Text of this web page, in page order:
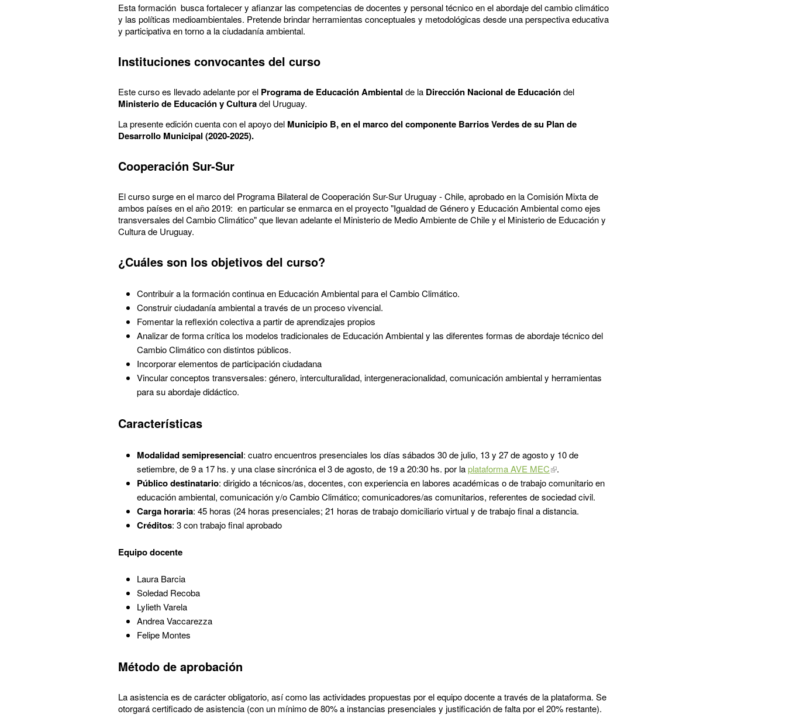
Esta formación busca fortalecer y afianzar las competencias de docentes y personal técnico en el abordaje del cambio climático
y las políticas medioambientales. Pretende brindar herramientas conceptuales y metodológicas desde una perspectiva educativa
y participativa en torno a la ciudadanía ambiental.
Instituciones convocantes del curso
Este curso es llevado adelante por el Programa de Educación Ambiental de la Dirección Nacional de Educacióndel
Ministerio de Educación y Culturadel Uruguay.
La presente edición cuenta con el apoyo del Municipio B, en el marco del componente Barrios Verdes de su Plan de
Desarrollo Municipal (2020-2025).
Cooperación Sur-Sur
El curso surge en el marco del Programa Bilateral de Cooperación Sur-Sur Uruguay - Chile, aprobado en la Comisión Mixta de
ambos países en el año 2019: en particular se enmarca en el proyecto "Igualdad de Género y Educación Ambiental como ejes
transversales del Cambio Climático" que llevan adelante el Ministerio de Medio Ambiente de Chile y el Ministerio de Educación y
Cultura de Uruguay.
¿Cuáles son los objetivos del curso?
Contribuir a la formación continua en Educación Ambiental para el Cambio Climático.
Construir ciudadanía ambiental a través de un proceso vivencial.
Fomentar la reflexión colectiva a partir de aprendizajes propios
Analizar de forma crítica los modelos tradicionales de Educación Ambiental y las diferentes formas de abordaje técnico del
Cambio Climático con distintos públicos.
Incorporar elementos de participación ciudadana
Vincular conceptos transversales: género, interculturalidad, intergeneracionalidad, comunicación ambiental y herramientas
para su abordaje didáctico.
Características
Modalidadsemipresencial: cuatro encuentros presenciales los días sábados 30 de julio, 13 y 27 de agosto y 10 de
setiembre, de 9 a 17 hs. y una clase sincrónica el 3 de agosto, de 19 a 20:30 hs. por laplataforma AVE MEC .
Públicodestinatario: dirigido a técnicos/as, docentes, con experiencia en labores académicas o de trabajo comunitario en
educación ambiental, comunicación y/o Cambio Climático; comunicadores/as comunitarios, referentes de sociedad civil.
Carga horaria: 45 horas (24 horas presenciales; 21 horas de trabajo domiciliario virtual y de trabajo final a distancia.
Créditos: 3 con trabajo final aprobado
Equipo docente
Laura Barcia
Soledad Recoba
Lylieth Varela
Andrea Vaccarezza
Felipe Montes
Método de aprobación
La asistencia es de carácter obligatorio, así como las actividades propuestas por el equipo docente a través de la plataforma. Se
otorgará certificado de asistencia (con un mínimo de 80% a instancias presenciales y justificación de falta por el 20% restante).